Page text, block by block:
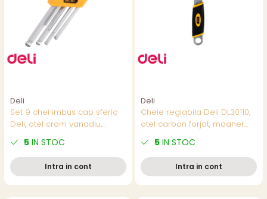
Deli
Set 9 chei imbus cap sferic
Deli, otel crom vanadiu,
suport organizator
5 IN STOC
Intra in cont
Deli
Cheie reglabila Deli DL30110,
otel carbon forjat, maaner
pentru uz general
5 IN STOC
Intra in cont